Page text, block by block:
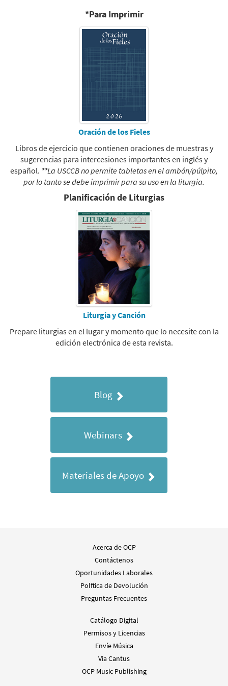
*Para Imprimir
Oración de los Fieles
Libros de ejercicio que contienen oraciones de muestras y
sugerencias para intercesiones importantes en inglés y
español. **La USCCB no permite tabletas en el ambón/púlpito,
por lo tanto se debe imprimir para su uso en la liturgia.
Planificación de Liturgias
Liturgia y Canción
Prepare liturgias en el lugar y momento que lo necesite con la
edición electrónica de esta revista.
Blog
Webinars
Materiales de Apoyo
Acerca de OCP
Contáctenos
Oportunidades Laborales
Polftica de Devolución
Preguntas Frecuentes
Catálogo Digital
Permisos y Licencias
Envíe Música
Via Cantus
OCP Music Publishing